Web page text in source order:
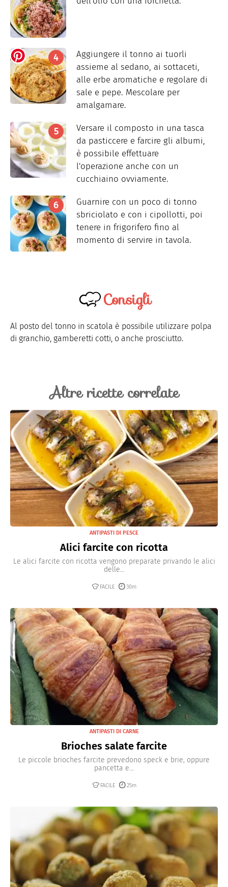
Aggiungere il tonno ai tuorli
assieme al sedano, ai sottaceti,
alle erbe aromatiche e regolare di
sale e pepe. Mescolare per
amalgamare.
Versare il composto in una tasca
da pasticcere e farcire gli albumi,
è possibile effettuare
l'operazione anche con un
cucchiaino ovviamente.
Guarnire con un poco di tonno
sbriciolato e con i cipollotti, poi
tenere in frigorifero fino al
momento di servire in tavola.
Consigli
Al posto del tonno in scatola è possibile utilizzare polpa
di granchio, gamberetti cotti, o anche prosciutto.
Altre ricette correlate
ANTIPASTI DI PESCE
Alici farcite con ricotta
Le alici farcite con ricotta vengono preparate privando le alici
delle...
FACILE 30m
ANTIPASTI DI CARNE
Brioches salate farcite
Le piccole brioches farcite prevedono speck e brie, oppure
pancetta e...
FACILE 25m